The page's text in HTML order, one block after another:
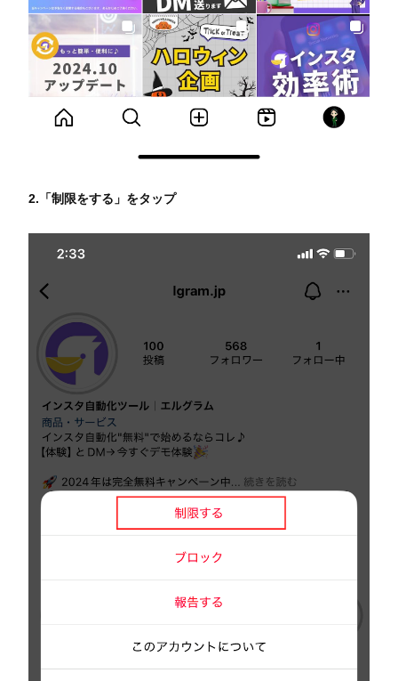
2.「制限をする」をタップ